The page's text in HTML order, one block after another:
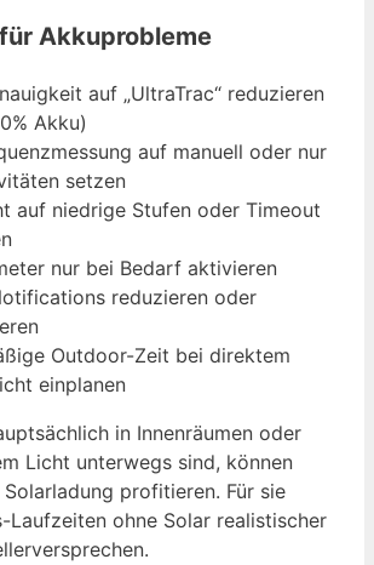
Akkuprobleme
auf „UltraTrac“ reduzieren
Akku)
auf manuell oder nur
setzen
auf niedrige Stufen oder Timeout
nur bei Bedarf aktivieren
reduzieren oder
Outdoor-Zeit bei direktem
einplanen
in Innenräumen oder
Licht unterwegs sind, können
profitieren. Für sie
Laufzeiten ohne Solar realistischer